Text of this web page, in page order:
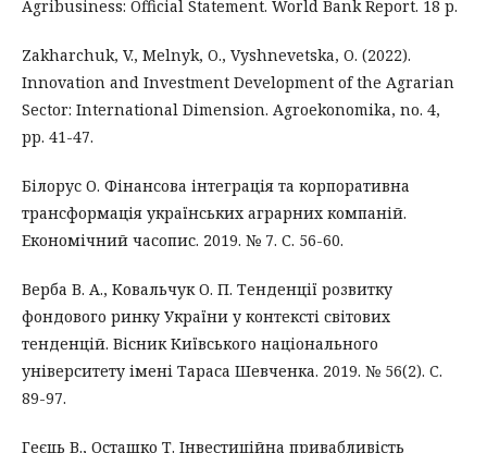
Agribusiness: Official Statement. World Bank Report. 18 p.
Zakharchuk, V., Melnyk, O., Vyshnevetska, O. (2022).
Innovation and Investment Development of the Agrarian
Sector: International Dimension. Agroekonomika, no. 4,
pp. 41-47.
Білорус О. Фінансова інтеграція та корпоративна
трансформація українських аграрних компаній.
Економічний часопис. 2019. № 7. С. 56-60.
Верба В. А., Ковальчук О. П. Тенденції розвитку
фондового ринку України у контексті світових
тенденцій. Вісник Київського національного
університету імені Тараса Шевченка. 2019. № 56(2). C.
89-97.
Геєць В., Осташко Т. Інвестиційна привабливість